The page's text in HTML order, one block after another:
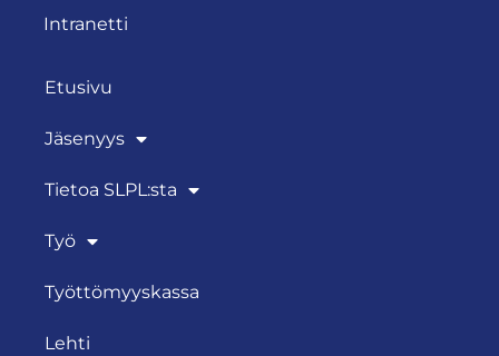
Intranetti
Etusivu
Jäsenyys
Tietoa SLPL:sta
Työ
Työttömyyskassa
Lehti